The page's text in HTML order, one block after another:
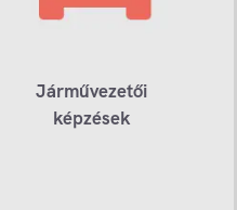
Járművezetői
képzések